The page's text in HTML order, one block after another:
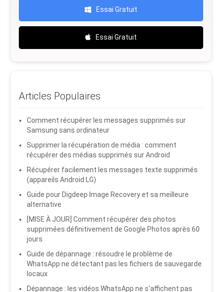
Essai Gratuit
Essai Gratuit
Articles Populaires
Comment récupérer les messages supprimés sur
Samsung sans ordinateur
Supprimer la récupération de média : comment
récupérer des médias supprimés sur Android
Récupérer facilement les messages texte supprimés
(appareils Android LG)
Guide pour Digdeep Image Recovery et sa meilleure
alternative
[MISE À JOUR] Comment récupérer des photos
supprimées définitivement de Google Photos après 60
jours
Guide de dépannage : résoudre le problème de
WhatsApp ne détectant pas les fichiers de sauvegarde
locaux
Dépannage : les vidéos WhatsApp ne s'affichent pas